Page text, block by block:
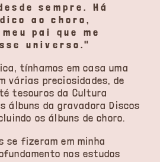
sempre. Há
ao choro,
pai que me
universo."
tínhamos em casa uma
várias preciosidades, de
tesouros da Cultura
álbuns da gravadora Discos
os álbuns de choro.
se fizeram em minha
nos estudos